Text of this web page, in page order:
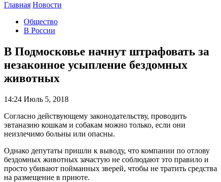
Главная Новости
Общество
В России
В Подмосковье начнут штрафовать за
незаконное усыпление бездомных
животных
14:24 Июль 5, 2018
Согласно действующему законодательству, проводить
эвтаназию кошкам и собакам можно только, если они
неизлечимо больны или опасны.
Однако депутаты пришли к выводу, что компании по отлову
бездомных животных зачастую не соблюдают это правило и
просто убивают пойманных зверей, чтобы не тратить средства
на размещение в приюте.